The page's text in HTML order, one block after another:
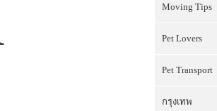
Moving Tips
Pet Lovers
Pet Transport
กรุงเทพ